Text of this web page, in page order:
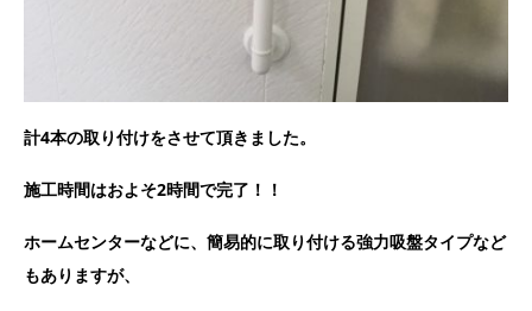
計4本の取り付けをさせて頂きました。
施工時間はおよそ2時間で完了！！
ホームセンターなどに、簡易的に取り付ける強力吸盤タイプなど
もありますが、